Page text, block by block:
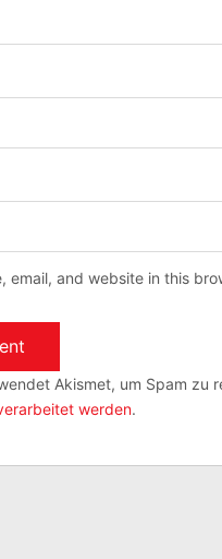
email, and website in this
Akismet, um Spam zu
werden.